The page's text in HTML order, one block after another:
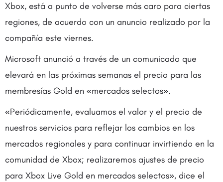
Xbox, está a punto de volverse más caro para ciertas
regiones, de acuerdo con un anuncio realizado por la
compañía este viernes.
Microsoft anunció a través de un comunicado que
elevará en las próximas semanas el precio para las
membresías Gold en «mercados selectos».
«Periódicamente, evaluamos el valor y el precio de
nuestros servicios para reflejar los cambios en los
mercados regionales y para continuar invirtiendo en la
comunidad de Xbox; realizaremos ajustes de precio
para Xbox Live Gold en mercados selectos», dice el